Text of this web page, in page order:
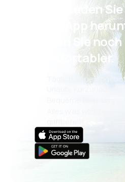
Psst! Laden
eSky App
reisen Sie noch
komfortabler.
Täglich neue
Bequeme